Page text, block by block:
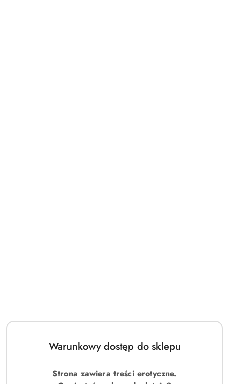
Warunkowy dostęp do sklepu
Strona zawiera treści erotyczne.